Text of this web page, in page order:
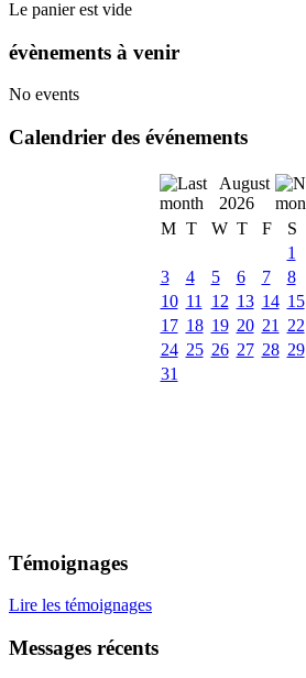
Le panier est vide
évènements à venir
No events
Calendrier des événements
August
2026
M T W T F S
1
3
4 5 6 7 8
10 11 12 13 14 15
17 18 19 20 21 22
24 25 26 27 28 29
31
Témoignages
Lire les témoignages
Messages récents